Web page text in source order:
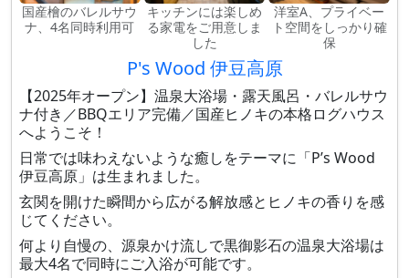
国産檜のバレルサウ
ナ、4名同時利用可
キッチンには楽しめ
る家電をご用意しま
した
洋室A、プライベー
ト空間をしっかり確
保
P's Wood 伊豆高原
【2025年オープン】温泉大浴場・露天風呂・バレルサウ
ナ付き／BBQエリア完備／国産ヒノキの本格ログハウス
へようこそ！
日常では味わえないような癒しをテーマに「P’s Wood
伊豆高原」は生まれました。
玄関を開けた瞬間から広がる解放感とヒノキの香りを感
じてください。
何より自慢の、源泉かけ流しで黒御影石の温泉大浴場は
最大4名で同時にご入浴が可能です。